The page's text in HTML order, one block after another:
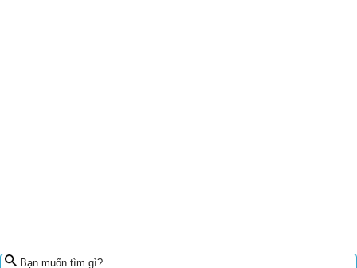
Bạn muốn tìm gì?